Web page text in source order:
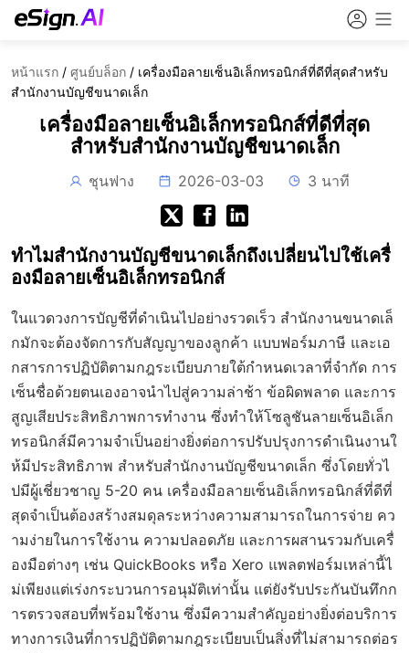
หน้าแรก / ศูนย์บล็อก / เครื่องมือลายเซ็นอิเล็กทรอนิกส์ที่ดีที่สุดสำหรับ
สำนักงานบัญชีขนาดเล็ก
เครื่องมือลายเซ็นอิเล็กทรอนิกส์ที่ดีที่สุด
สำหรับสำนักงานบัญชีขนาดเล็ก
ชุนฟาง 2026-03-03 3 นาที
ทำไมสำนักงานบัญชีขนาดเล็กถึงเปลี่ยนไปใช้เครื่
องมือลายเซ็นอิเล็กทรอนิกส์
ในแวดวงการบัญชีที่ดำเนินไปอย่างรวดเร็ว สำนักงานขนาดเล็
กมักจะต้องจัดการกับสัญญาของลูกค้า แบบฟอร์มภาษี และเอ
กสารการปฏิบัติตามกฎระเบียบภายใต้กำหนดเวลาที่จำกัด การ
เซ็นชื่อด้วยตนเองอาจนำไปสู่ความล่าช้า ข้อผิดพลาด และการ
สูญเสียประสิทธิภาพการทำงาน ซึ่งทำให้โซลูชันลายเซ็นอิเล็ก
ทรอนิกส์มีความจำเป็นอย่างยิ่งต่อการปรับปรุงการดำเนินงานใ
ห้มีประสิทธิภาพ สำหรับสำนักงานบัญชีขนาดเล็ก ซึ่งโดยทั่วไ
ปมีผู้เชี่ยวชาญ 5-20 คน เครื่องมือลายเซ็นอิเล็กทรอนิกส์ที่ดีที่
สุดจำเป็นต้องสร้างสมดุลระหว่างความสามารถในการจ่าย คว
ามง่ายในการใช้งาน ความปลอดภัย และการผสานรวมกับเครื่
องมือต่างๆ เช่น QuickBooks หรือ Xero แพลตฟอร์มเหล่านี้ไ
ม่เพียงแต่เร่งกระบวนการอนุมัติเท่านั้น แต่ยังรับประกันบันทึกก
ารตรวจสอบที่พร้อมใช้งาน ซึ่งมีความสำคัญอย่างยิ่งต่อบริการ
ทางการเงินที่การปฏิบัติตามกฎระเบียบเป็นสิ่งที่ไม่สามารถต่อร